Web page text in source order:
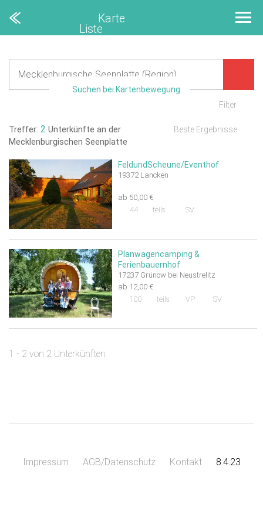
Karte
Liste
Filter
Treffer: 2 Unterkünfte an der
Mecklenburgischen Seenplatte
Beste Ergebnisse
FeldundScheune/Eventhof
19372 Lancken
ab 50,00 €
44
teils SV
Planwagencamping &
Ferienbauernhof
17237 Grünow bei Neustrelitz
ab 12,00 €
100
teils VP SV
1 - 2 von 2 Unterkünften
Suchen bei Kartenbewegung
Impressum AGB/Datenschutz Kontakt 8.4.23